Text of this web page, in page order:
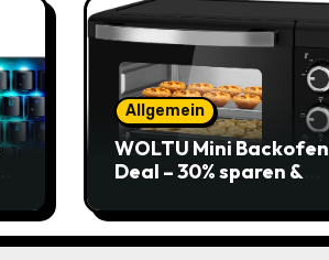
Allgemein
WOLTU Mini Backofen
Deal – 30% sparen &